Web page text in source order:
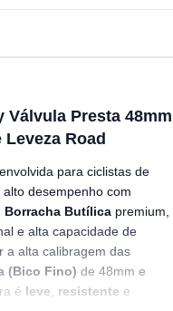
Válvula Presta 48mm
Road
para ciclistas de
desempenho com
Borracha Butílica premium,
e alta capacidade de
a alta calibragem das
(Bico Fino) de 48mm e
é leve resistente e